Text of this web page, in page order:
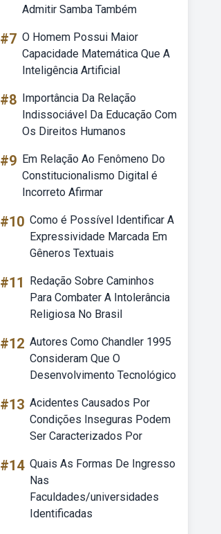
Admitir Samba Também
#7 O Homem Possui Maior
Capacidade Matemática Que A
Inteligência Artificial
#8 Importância Da Relação
Indissociável Da Educação Com
Os Direitos Humanos
#9 Em Relação Ao Fenômeno Do
Constitucionalismo Digital é
Incorreto Afirmar
#10 Como é Possível Identificar A
Expressividade Marcada Em
Gêneros Textuais
#11
Redação Sobre Caminhos
Para Combater A Intolerância
Religiosa No Brasil
#12 Autores Como Chandler 1995
Consideram Que O
Desenvolvimento Tecnológico
#13 Acidentes Causados Por
Condições Inseguras Podem
Ser Caracterizados Por
#14 Quais As Formas De Ingresso
Nas
Faculdades/universidades
Identificadas